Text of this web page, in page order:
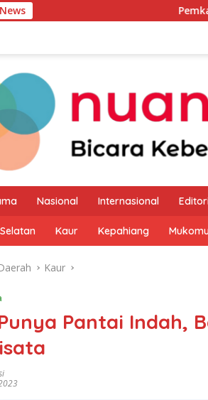
Pemkab Kaur Mulai
Nasional Internasional
Kaur Kepahiang
Kaur
Pantai Indah,